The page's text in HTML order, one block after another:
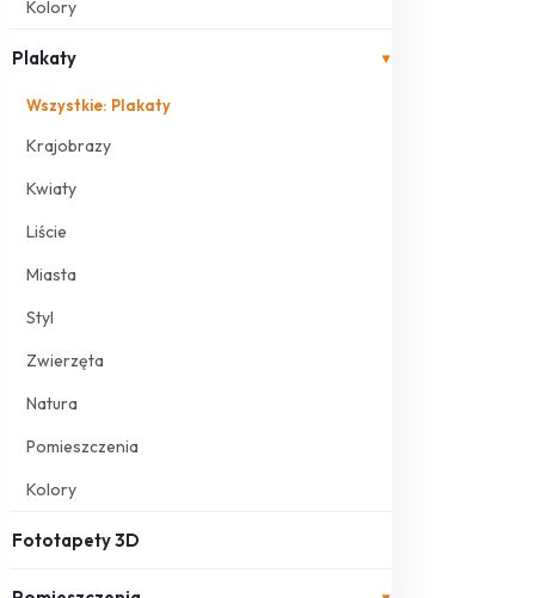
Kolory
Plakaty ▾
Wszystkie: Plakaty
Krajobrazy
Kwiaty
Liście
Miasta
Styl
Zwierzęta
Natura
Pomieszczenia
Kolory
Fototapety 3D